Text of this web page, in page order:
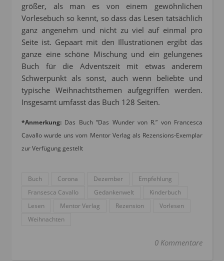
größer, als man es von einem gewöhnlichen
Vorlesebuch so kennt, so dass das Lesen tatsächlich
ganz angenehm und nicht zu viel auf einmal pro
Seite ist. Gepaart mit den Illustrationen ergibt das
ganze eine schöne Mischung und ein gelungenes
Buch für die Adventszeit mit etwas anderem
Schwerpunkt als sonst, auch wenn beliebte und
typische Weihnachtsthemen aufgegriffen werden.
Insgesamt umfasst das Buch 128 Seiten.
*Anmerkung: Das Buch “Das Wunder von R.” von Francesca
Cavallo wurde uns vom Mentor Verlag als Rezensions-Exemplar
zur Verfügung gestellt
Buch Corona Dezember
Empfehlung
Fransesca Cavallo
Gedankenwelt
Kinderbuch
Lesen
Mentor Verlag Rezension
Vorlesen
Weihnachten
0 Kommentare